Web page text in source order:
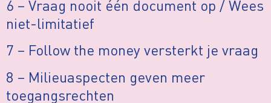
6 – Vraag nooit één document op / Wees
niet-limitatief
7 – Follow the money versterkt je vraag
8 – Milieuaspecten geven meer
toegangsrechten